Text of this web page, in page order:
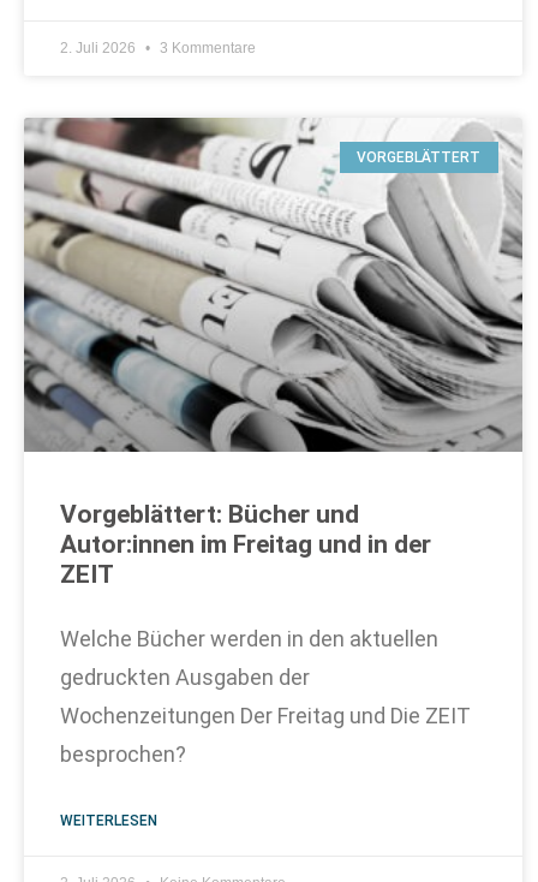
2. Juli 2026 3 Kommentare
VORGEBLÄTTERT
Vorgeblättert: Bücher und
Autor:innen im Freitag und in der
ZEIT
Welche Bücher werden in den aktuellen
gedruckten Ausgaben der
Wochenzeitungen Der Freitag und Die ZEIT
besprochen?
WEITERLESEN